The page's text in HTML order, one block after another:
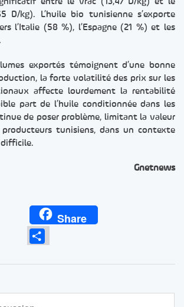
D/kg). L’huile bio tunisienne s’exporte
l’Italie (58 %), l’Espagne (21 %) et les
exportés témoignent d’une bonne
la forte volatilité des prix sur les
affecte lourdement la rentabilité
part de l’huile conditionnée dans les
de poser problème, limitant la valeur
tunisiens, dans un contexte
Gnetnews
Share
Partager